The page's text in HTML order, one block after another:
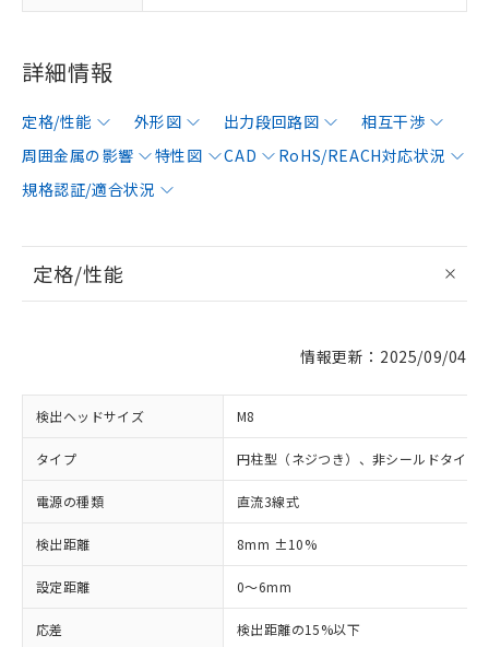
詳細情報
定格/性能 外形図 出力段回路図
相互干渉
周囲金属の影響
特性図 CAD
RoHS/REACH対応状況
規格認証/適合状況
定格/性能
情報更新：2025/09/04
検出ヘッドサイズ M8
タイプ 円柱型（ネジつき）、非シールドタイプ
電源の種類 直流3線式
検出距離 8mm ±10%
設定距離 0～6mm
応差 検出距離の15%以下